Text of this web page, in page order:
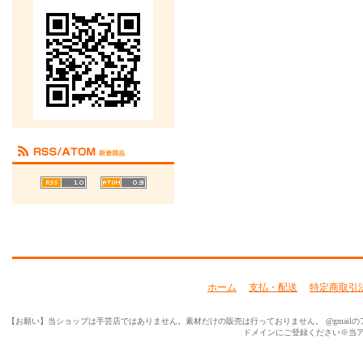
ホーム 支払・配送 特定商取引
【お願い】当ショップは手芸店ではありません。素材だけの販売は行っておりません。 @gmail
ドメインにご登録ください※当